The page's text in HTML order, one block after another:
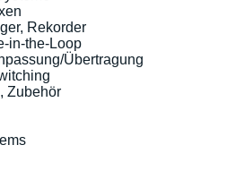
Rekorder
in-the-Loop
Übertragung
Zubehör